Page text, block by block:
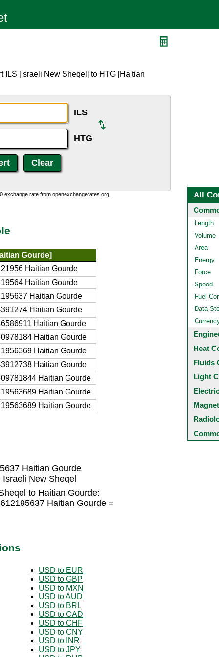
ILS [Israeli New Sheqel] to HTG [Haitian
ILS
HTG
exchange rate from openexchangerates.org.
Gourde]
Haitian Gourde
Haitian Gourde
Haitian Gourde
Haitian Gourde
Haitian Gourde
Haitian Gourde
Haitian Gourde
Haitian Gourde
Haitian Gourde
Haitian Gourde
Haitian Gourde
Haitian Gourde
New Sheqel
to Haitian Gourde:
Haitian Gourde =
USD to EUR
USD to GBP
USD to MXN
USD to AUD
USD to BRL
USD to CAD
USD to CHF
USD to CNY
USD to INR
USD to JPY
All
Length
Volume
Area
Energy
Force
Speed
Fuel
Data
Heat
Fluids
Light